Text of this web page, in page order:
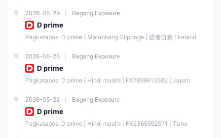
Doo Financial Labuan Limited, ang kanyang entidad sa Malaysia, ay
awtorisado at regulado ng Labuan Financial Services Authority (LFSA)
sa ilalim ng
regulatory license number MB/23/0108,
na may
lisensyapara sa Straight Through Processing (STP).
Doo Prime Vanuatu Limited, ang kanyang entidad sa Vanuatu, ay
awtorisado at regulado ng Vanuatu Financial Services Commission
(VFSC) sa ilalim ng regulatory license number 70038, na mayroong
lisensya para sa retail forex operation din.
DOO FINANCIAL AUSTRALIA LIMITED
entity, ay awtorisado at regulado ng Australia Securities & Investment
Commission (ASIC) sa ilalim ng
regulatory license number 222650
na may lisensya para sa Investment Advisory Lincense
2026-05-29 Bagong Exposure
D prime
Pagkatapos: D prime | Malubhang Slippage | 强者自救 | Ireland
2026-05-25 Bagong Exposure
D prime
Pagkatapos: D prime | Hindi maalis | FX7899613582 | Japan
2026-05-22 Bagong Exposure
D prime
Pagkatapos: D prime | Hindi maalis | FX2366592571 | Tsina